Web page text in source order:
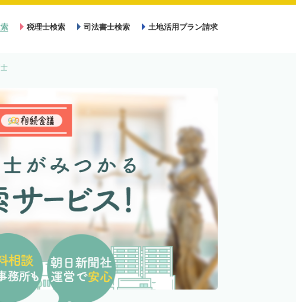
税理士検索 司法書士検索 土地活用プラン請求